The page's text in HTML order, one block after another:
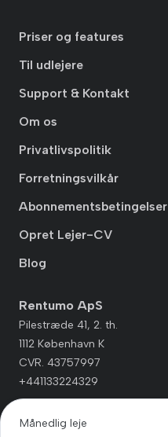
Månedlig leje
Priser og features
Til udlejere
Support & Kontakt
Om os
Privatlivspolitik
Forretningsvilkår
Abonnementsbetingelser
Opret Lejer-CV
Blog
Rentumo ApS
Pilestræde 41, 2. th.
1112 København K
CVR. 43757997
+441133224329